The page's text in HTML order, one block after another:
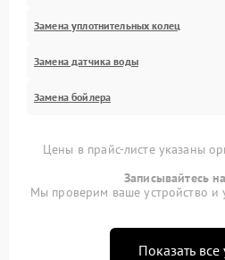
Замена уплотнительных колец
Замена датчика воды
Замена бойлера
Цены в прайс-листе указаны
Записывайтесь
Мы проверим ваше устройство и
Показать все